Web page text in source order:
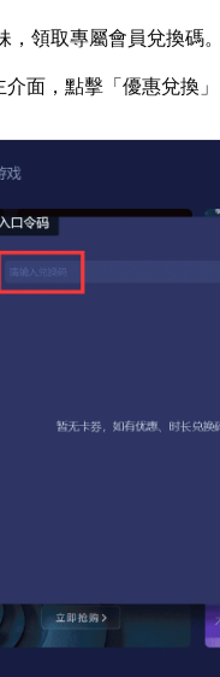
領取專屬會員兌換碼。
面，點擊「優惠兌換